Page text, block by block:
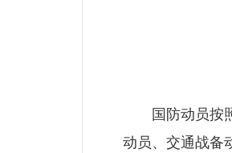
国防动员按照
动员、交通战备